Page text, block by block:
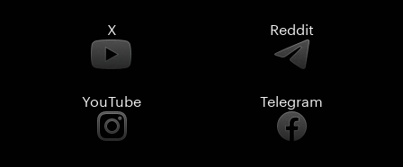
X Reddit
YouTube Telegram